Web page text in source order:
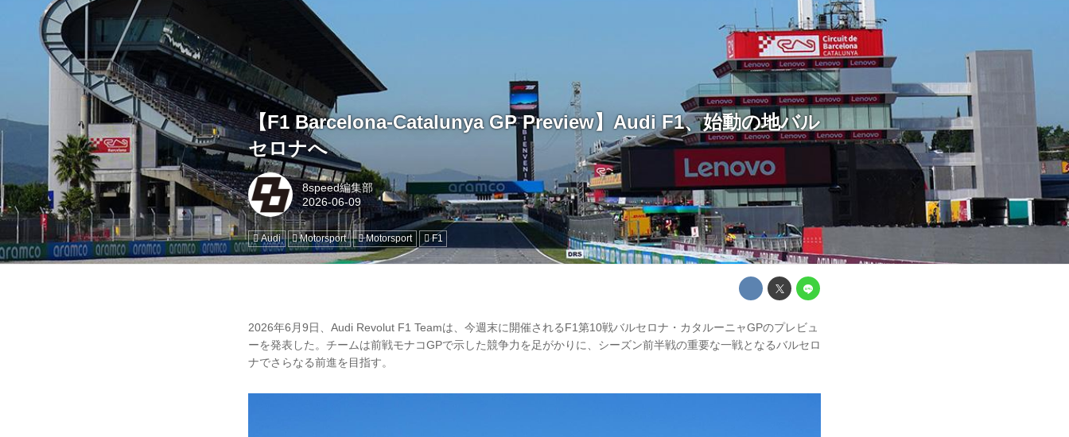
【F1 Barcelona-Catalunya GP Preview】Audi F1、始動の地バル
セロナへ
8speed編集部
Audi Motorsport Motorsport F1
2026年6月9日、Audi Revolut F1 Teamは、今週末に開催されるF1第10戦バルセロナ・カタルーニャGPのプレビュ
ーを発表した。チームは前戦モナコGPで示した競争力を足がかりに、シーズン前半戦の重要な一戦となるバルセロ
ナでさらなる前進を目指す。